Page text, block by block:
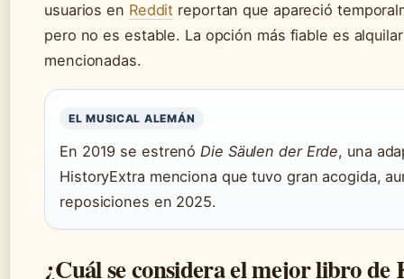
usuarios en Reddit reportan que apareció
pero no es estable. La opción más fiable es
mencionadas.
EL MUSICAL ALEMÁN
En 2019 se estrenóDie Säulen der Erde, una
HistoryExtra menciona que tuvo gran acogida,
reposiciones en 2025.
¿Cuál se considera el mejor libro de